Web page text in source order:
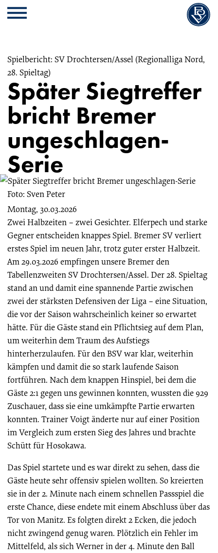
Cookie
Einstellungen
Zum
Inhalt
springen
Cookie
Einstellungen
Kopfbereich
MENU
Später Siegtreffer
bricht Bremer
ungeschlagen-
Serie
Spielbericht: SV Drochtersen/Assel (Regionalliga Nord,
28. Spieltag)
Foto: Sven Peter
Montag, 30.03.2026
Zwei Halbzeiten – zwei Gesichter. Elferpech und starke
Gegner entscheiden knappes Spiel. Bremer SV verliert
erstes Spiel im neuen Jahr, trotz guter erster Halbzeit.
Am 29.03.2026 empfingen unsere Bremer den
Tabellenzweiten SV Drochtersen/Assel. Der 28. Spieltag
stand an und damit eine spannende Partie zwischen
zwei der stärksten Defensiven der Liga – eine Situation,
die vor der Saison wahrscheinlich keiner so erwartet
hätte. Für die Gäste stand ein Pflichtsieg auf dem Plan,
um weiterhin dem Traum des Aufstiegs
hinterherzulaufen. Für den BSV war klar, weiterhin
kämpfen und damit die so stark laufende Saison
fortführen. Nach dem knappen Hinspiel, bei dem die
Gäste 2:1 gegen uns gewinnen konnten, wussten die 929
Zuschauer, dass sie eine umkämpfte Partie erwarten
konnten. Trainer Voigt änderte nur auf einer Position
im Vergleich zum ersten Sieg des Jahres und brachte
Schütt für Hosokawa.
Das Spiel startete und es war direkt zu sehen, dass die
Gäste heute sehr offensiv spielen wollten. So kreierten
sie in der 2. Minute nach einem schnellen Passspiel die
erste Chance, diese endete mit einem Abschluss über das
Tor von Manitz. Es folgten direkt 2 Ecken, die jedoch
nicht zwingend genug waren. Plötzlich ein Fehler im
Mittelfeld, als sich Werner in der 4. Minute den Ball